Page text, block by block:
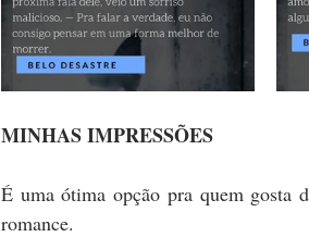
MINHAS IMPRESSÕES
É uma ótima opção pra quem
romance.